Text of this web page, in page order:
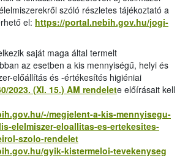
szóló részletes tájékoztató a
el: https://portal.nebih.gov.hu/jogi-
saját maga által termelt
az esetben a kis mennyiségű, helyi és
előállítás és -értékesítés higiéniai
2023. (XI. 15.) AM rendelete előírásait kell
megjelent-a-kis-mennyisegu-
elelmiszer-eloallitas-es-ertekesites-
szolo-rendelet
gyik-kistermeloi-tevekenyseg